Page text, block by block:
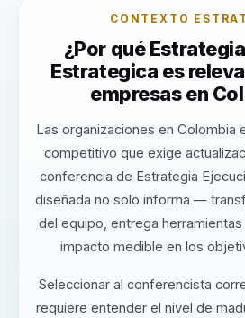
CONTEXTO
¿Por qué
Estrategica es
empresas en
Las organizaciones en Colombia
competitivo que exige
conferencia de Estrategia
diseñada no solo informa —
del equipo, entrega
impacto medible en los
Seleccionar al conferencista
requiere entender el nivel de